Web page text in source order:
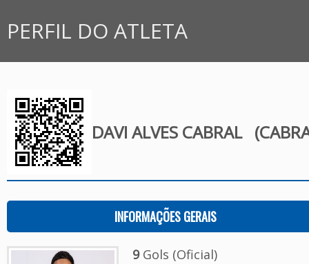
PERFIL DO ATLETA
DAVI ALVES CABRAL
INFORMAÇÕES GERAIS
9Gols (Oficial)